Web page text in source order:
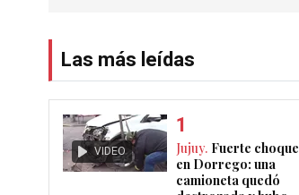
Las más leídas
VIDEO Jujuy. Fuerte choque
en Dorrego: una
camioneta quedó